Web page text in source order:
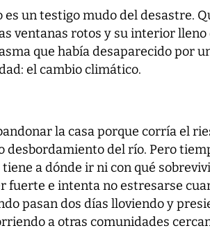
un testigo mudo del desastre.
ventanas rotos y su interior lleno
que había desaparecido por
el cambio climático.
la casa porque corría el
desbordamiento del río. Pero
a dónde ir ni con qué
fuerte e intenta no estresarse
pasan dos días lloviendo y
a otras comunidades